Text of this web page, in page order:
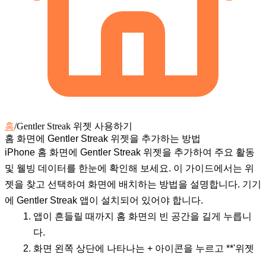
홈/Gentler Streak 위젯 사용하기
홈 화면에 Gentler Streak 위젯을 추가하는 방법
iPhone 홈 화면에 Gentler Streak 위젯을 추가하여 주요 활동
및 웰빙 데이터를 한눈에 확인해 보세요. 이 가이드에서는 위
젯을 찾고 선택하여 화면에 배치하는 방법을 설명합니다. 기기
에 Gentler Streak 앱이 설치되어 있어야 합니다.
앱이 흔들릴 때까지 홈 화면의 빈 공간을 길게 누릅니
다.
화면 왼쪽 상단에 나타나는 + 아이콘을 누르고 **'위젯